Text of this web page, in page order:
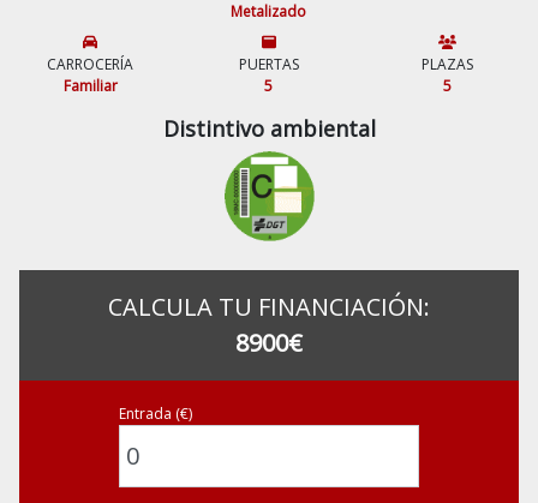
Metalizado
CARROCERÍA
Familiar
PUERTAS
5
PLAZAS
5
Distintivo ambiental
CALCULA TU FINANCIACIÓN:
8900€
Entrada (€)